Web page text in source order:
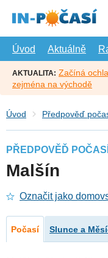
hlavní
Úvod
Aktuálně
AKTUALITA: Začíná
zejména na východě
Úvod Předpověď
PŘEDPOVĚĎ POČASÍ
Malšín
Označit jako
Počasí Slunce a